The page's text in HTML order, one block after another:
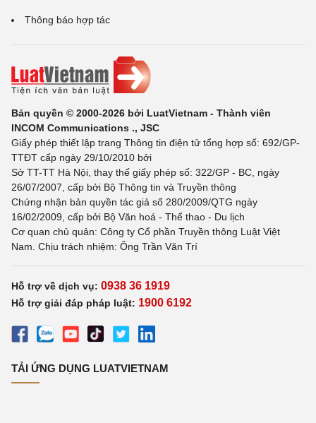
Thông báo hợp tác
Bản quyền © 2000-2026 bởi LuatVietnam - Thành viên
INCOM Communications ., JSC
Giấy phép thiết lập trang Thông tin điện tử tổng hợp số: 692/GP-
TTĐT cấp ngày 29/10/2010 bởi
Sở TT-TT Hà Nội, thay thế giấy phép số: 322/GP - BC, ngày
26/07/2007, cấp bởi Bộ Thông tin và Truyền thông
Chứng nhận bản quyền tác giả số 280/2009/QTG ngày
16/02/2009, cấp bởi Bộ Văn hoá - Thể thao - Du lịch
Cơ quan chủ quản: Công ty Cổ phần Truyền thông Luật Việt
Nam. Chịu trách nhiệm: Ông Trần Văn Trí
Hỗ trợ về dịch vụ: 0938 36 1919
Hỗ trợ giải đáp pháp luật: 1900 6192
TẢI ỨNG DỤNG LUATVIETNAM